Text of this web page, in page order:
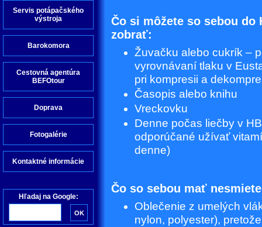
Servis potápačského
výstroja
Barokomora
Cestovná agentúra
BEFOtour
Doprava
Fotogalérie
Kontaktné informácie
Hľadaj na Google:
Čo si môžete so sebou do
zobrať:
Žuvačku alebo cukrík –
vyrovnávaní tlaku v
pri kompresii a
Časopis alebo knihu
Vreckovku
Denne počas liečby v
odporúčané užívať
denne)
Čo so sebou mať
Oblečenie z umelých
nylon, polyester),